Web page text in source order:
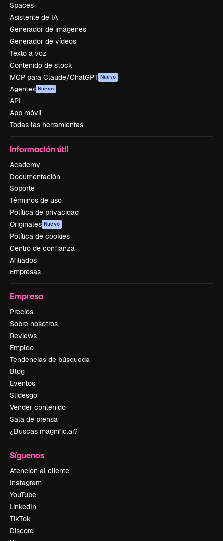
Spaces
Asistente de IA
Generador de imágenes
Generador de vídeos
Texto a voz
Contenido de stock
MCP para Claude/ChatGPT Nuevo
Agentes Nuevo
API
App móvil
Todas las herramientas
Información útil
Academy
Documentación
Soporte
Términos de uso
Política de privacidad
Originales Nuevo
Política de cookies
Centro de confianza
Afiliados
Empresas
Empresa
Precios
Sobre nosotros
Reviews
Empleo
Tendencias de búsqueda
Blog
Eventos
Slidesgo
Vender contenido
Sala de prensa
¿Buscas magnific.ai?
Síguenos
Atención al cliente
Instagram
YouTube
LinkedIn
TikTok
Discord